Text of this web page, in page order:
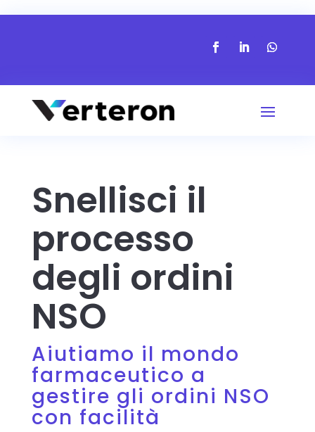
Snellisci il
processo
degli ordini
NSO
Aiutiamo il mondo
farmaceutico a
gestire gli ordini NSO
con facilità